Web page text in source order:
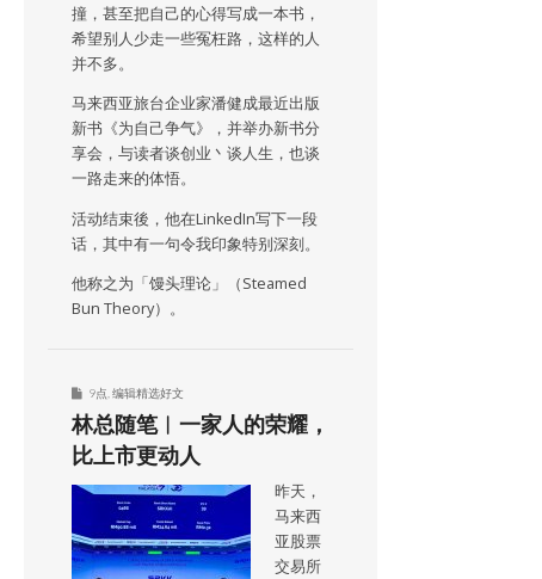
撞，甚至把自己的心得写成一本书，
希望别人少走一些冤枉路，这样的人
并不多。
马来西亚旅台企业家潘健成最近出版
新书《为自己争气》，并举办新书分
享会，与读者谈创业丶谈人生，也谈
一路走来的体悟。
活动结束後，他在LinkedIn写下一段
话，其中有一句令我印象特别深刻。
他称之为「馒头理论」（Steamed
Bun Theory）。
9点 编辑精选好文
林总随笔︱一家人的荣耀，
比上市更动人
昨天，
马来西
亚股票
交易所